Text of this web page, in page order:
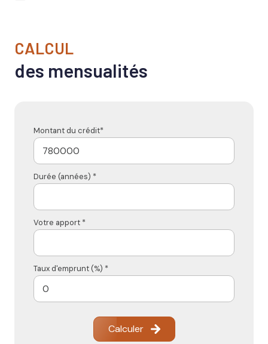
CALCUL
des mensualités
Montant du crédit*
Durée (années) *
Votre apport *
Taux d'emprunt (%) *
Calculer